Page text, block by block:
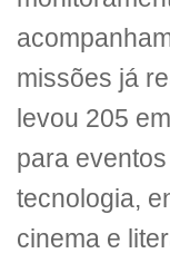
missões já
levou 205
para
tecnologia,
cinema e